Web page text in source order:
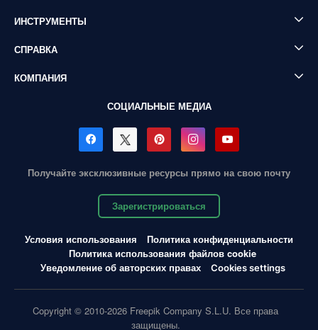
ИНСТРУМЕНТЫ
СПРАВКА
КОМПАНИЯ
СОЦИАЛЬНЫЕ МЕДИА
Получайте эксклюзивные ресурсы прямо на свою почту
Зарегистрироваться
Условия использования
Политика конфиденциальности
Политика использования файлов cookie
Уведомление об авторских правах
Cookies settings
Copyright © 2010-2026 Freepik Company S.L.U. Все права
защищены.